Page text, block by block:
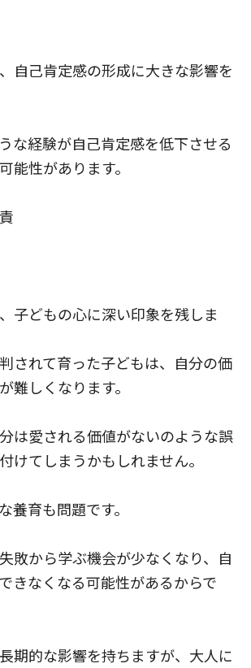
自己肯定感の形成に大きな影響を
な経験が自己肯定感を低下させる
能性があります。
子どもの心に深い印象を残しま
されて育った子どもは、自分の価
難しくなります。
は愛される価値がないのような誤
けてしまうかもしれません。
養育も問題です。
敗から学ぶ機会が少なくなり、自
きなくなる可能性があるからで
期的な影響を持ちますが、大人に